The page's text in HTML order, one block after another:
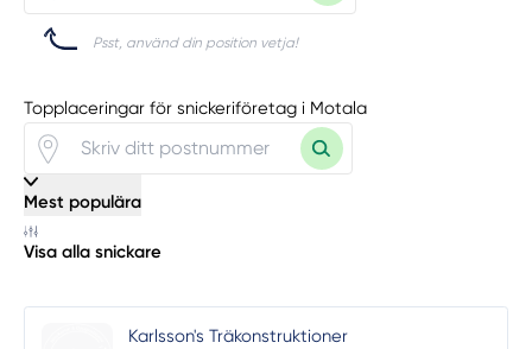
Psst, använd din position vetja!
Topplaceringar för snickeriföretag i Motala
Mest populära
Visa alla snickare
Karlsson's Träkonstruktioner